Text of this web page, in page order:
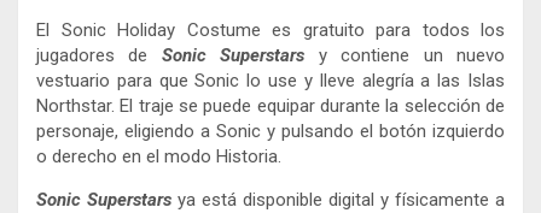
El Sonic Holiday Costume es gratuito para todos los
jugadores de Sonic Superstars y contiene un nuevo
vestuario para que Sonic lo use y lleve alegría a las Islas
Northstar. El traje se puede equipar durante la selección de
personaje, eligiendo a Sonic y pulsando el botón izquierdo
o derecho en el modo Historia.
Sonic Superstars ya está disponible digital y físicamente a